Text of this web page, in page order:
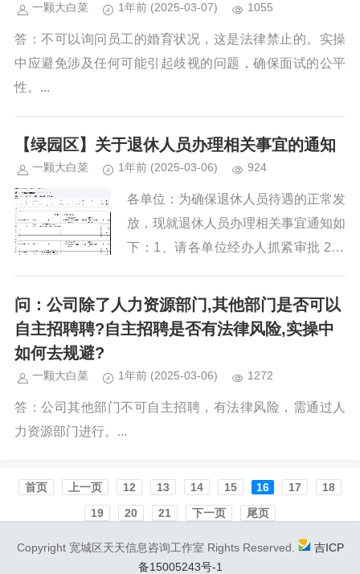
一颗大白菜 1年前 (2025-03-07) 1055
答：不可以询问员工的婚育状况，这是法律禁止的。实操
中应避免涉及任何可能引起歧视的问题，确保面试的公平
性。...
【绿园区】关于退休人员办理相关事宜的通知
一颗大白菜 1年前 (2025-03-06) 924
各单位：为确保退休人员待遇的正常发
放，现就退休人员办理相关事宜通知如
下：1、请各单位经办人抓紧审批 202
员。2、退休材料上传要求：l 20...
问：公司除了人力资源部门,其他部门是否可以
自主招聘聘?自主招聘是否有法律风险,实操中
如何去规避?
一颗大白菜 1年前 (2025-03-06) 1272
答：公司其他部门不可自主招聘，有法律风险，需通过人
力资源部门进行。...
首页️ 上一页 12 13 14 15 16 17
18
19
20 21 下一页 尾页
Copyright 宽城区天天信息咨询工作室 Rights Reserved.
吉ICP
备15005243号-1